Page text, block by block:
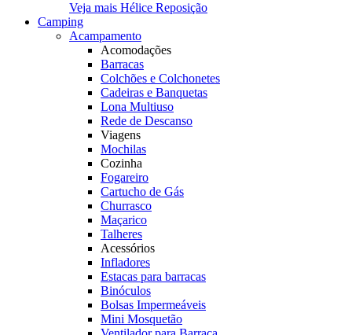
Veja mais Hélice Reposição
Camping
Acampamento
Acomodações
Barracas
Colchões e Colchonetes
Cadeiras e Banquetas
Lona Multiuso
Rede de Descanso
Viagens
Mochilas
Cozinha
Fogareiro
Cartucho de Gás
Churrasco
Maçarico
Talheres
Acessórios
Infladores
Estacas para barracas
Binóculos
Bolsas Impermeáveis
Mini Mosquetão